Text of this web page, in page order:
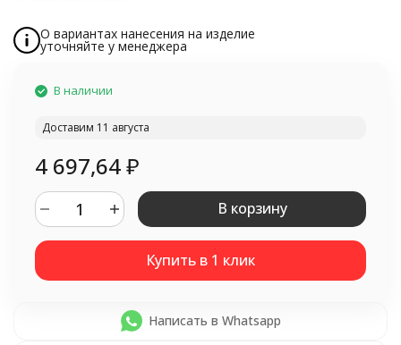
О вариантах нанесения на изделие
уточняйте у менеджера
В наличии
Доставим 11 августа
4 697,64₽
В корзину
Написать в Whatsapp